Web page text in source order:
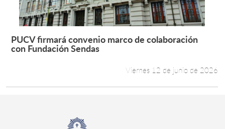
Leer más +
PUCV firmará convenio marco de colaboración
con Fundación Sendas
Viernes 12 de junio de 2026